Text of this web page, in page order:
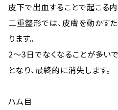
皮下で出血することで起こる内
二重整形では、皮膚を動かす
ります。
2〜3日でなくなることが多い
となり、最終的に消失します。
ハム目